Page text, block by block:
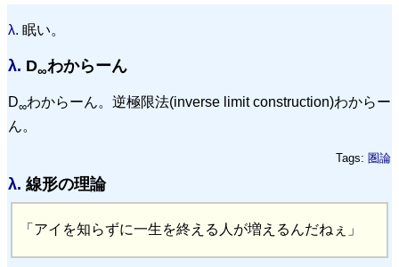
λ. 眠い。
λ. D∞わからーん
D∞わからーん。逆極限法(inverse limit construction)わからー
ん。
Tags: 圏論
λ. 線形の理論
「アイを知らずに一生を終える人が増えるんだねぇ」